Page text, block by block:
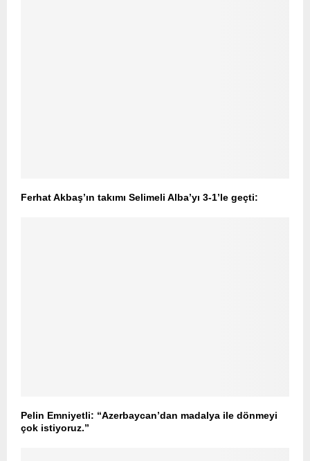
Ferhat Akbaş’ın takımı Selimeli Alba’yı 3-1’le geçti:
Pelin Emniyetli: “Azerbaycan’dan madalya ile dönmeyi
çok istiyoruz.”